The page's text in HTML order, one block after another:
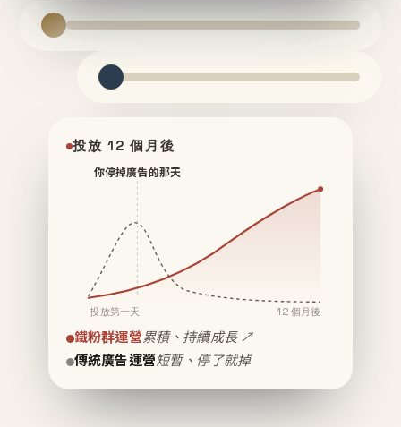
投放 12 個月後
你停掉廣告的那天
投放第一天 12 個月後
鐵粉群運營累積、持續成長 ↗
傳統廣告運營短暫、停了就掉